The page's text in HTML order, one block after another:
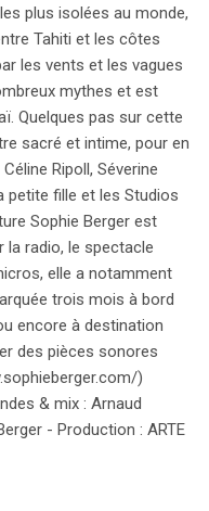
plus isolées au monde,
Tahiti et les côtes
les vents et les vagues
mythes et est
Quelques pas sur cette
sacré et intime, pour en
Ripoll, Séverine
petite fille et les Studios
Sophie Berger est
la radio, le spectacle
elle a notamment
trois mois à bord
encore à destination
des pièces sonores
)
& mix : Arnaud
- Production : ARTE